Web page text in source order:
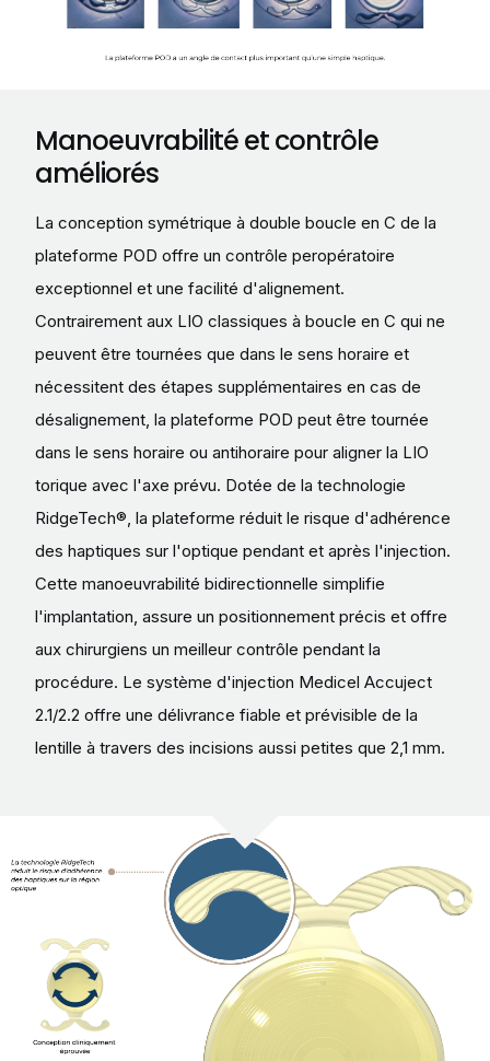
Manoeuvrabilité et contrôle
améliorés
La conception symétrique à double boucle en C de la
plateforme POD offre un contrôle peropératoire
exceptionnel et une facilité d'alignement.
Contrairement aux LIO classiques à boucle en C qui ne
peuvent être tournées que dans le sens horaire et
nécessitent des étapes supplémentaires en cas de
désalignement, la plateforme POD peut être tournée
dans le sens horaire ou antihoraire pour aligner la LIO
torique avec l'axe prévu. Dotée de la technologie
RidgeTech®, la plateforme réduit le risque d'adhérence
des haptiques sur l'optique pendant et après l'injection.
Cette manoeuvrabilité bidirectionnelle simplifie
l'implantation, assure un positionnement précis et offre
aux chirurgiens un meilleur contrôle pendant la
procédure. Le système d'injection Medicel Accuject
2.1/2.2 offre une délivrance fiable et prévisible de la
lentille à travers des incisions aussi petites que 2,1 mm.